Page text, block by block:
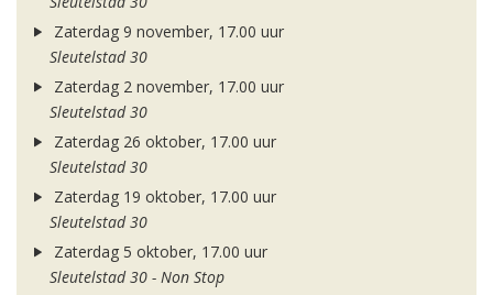
Zaterdag 9 november, 17.00 uur
Sleutelstad 30
Zaterdag 2 november, 17.00 uur
Sleutelstad 30
Zaterdag 26 oktober, 17.00 uur
Sleutelstad 30
Zaterdag 19 oktober, 17.00 uur
Sleutelstad 30
Zaterdag 5 oktober, 17.00 uur
Sleutelstad 30 - Non Stop